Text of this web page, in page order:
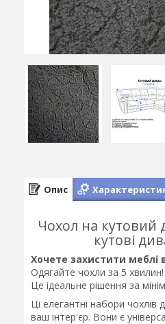
Опис
Чохол на кутовий
кутові
Хочете захистити меблі
Одягайте чохли за 5 хвилин!
Це ідеальне рішення за
Ці елегантні набори
ваш інтер'єр. Вони є